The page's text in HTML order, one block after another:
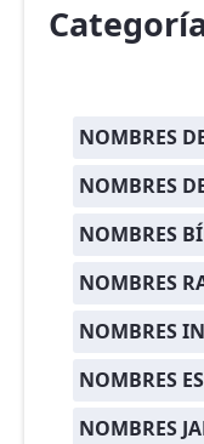
NOMBRES
NOMBRES
NOMBRES
NOMBRES
NOMBRES
NOMBRES
NOMBRES